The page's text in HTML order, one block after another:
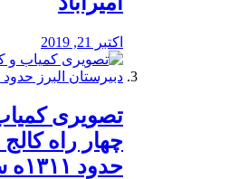
اکتبر 21, 2019
️تصویری
چهار راه كالج
حدود ۱۳۱۱ه ش